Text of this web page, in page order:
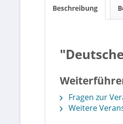
Beschreibung
Fragen zur
Weitere